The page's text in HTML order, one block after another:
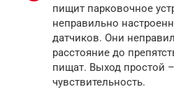
пищит парковочное
неправильно
датчиков. Они
расстояние до
пищат. Выход простой
чувствительность.